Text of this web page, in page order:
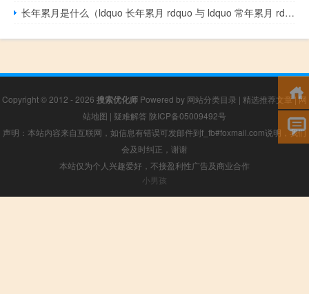
长年累月是什么（ldquo 长年累月 rdquo 与 ldquo 常年累月 rdquo 的区别）
Copyright © 2012 - 2026 搜索优化师 Powered by 网站分类目录 | 精选推荐文章|网
站地图 | 疑难解答 陕ICP备05009492号
声明：本站内容来自互联网，如信息有错误可发邮件到f_fb#foxmail.com说明，我们
会及时纠正，谢谢
本站仅为个人兴趣爱好，不接盈利性广告及商业合作
小男孩